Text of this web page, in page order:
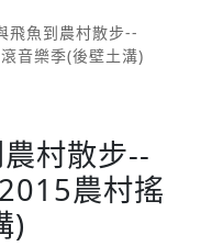
飛魚到農村散步--
音樂季(後壁土溝)
村散步--
農村搖
)